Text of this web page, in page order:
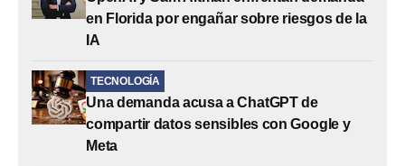
en Florida por engañar sobre riesgos de la
IA
TECNOLOGÍA
Una demanda acusa a ChatGPT de
compartir datos sensibles con Google y
Meta